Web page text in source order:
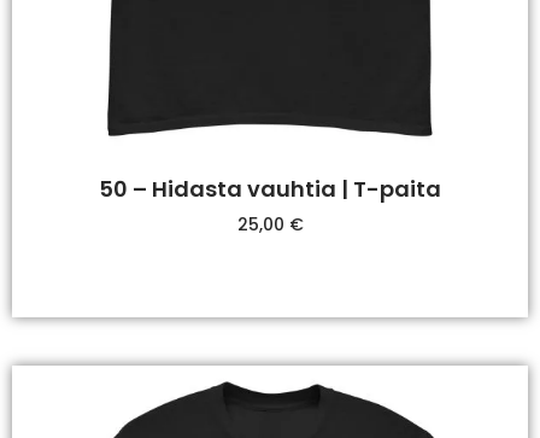
50 – Hidasta vauhtia | T-paita
25,00 €